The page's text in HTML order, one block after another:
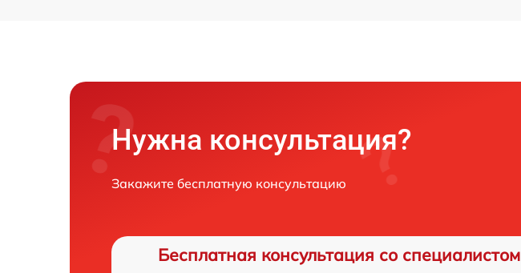
Нужна консультация?
Закажите бесплатную консультацию
Бесплатная консультация со специалистом